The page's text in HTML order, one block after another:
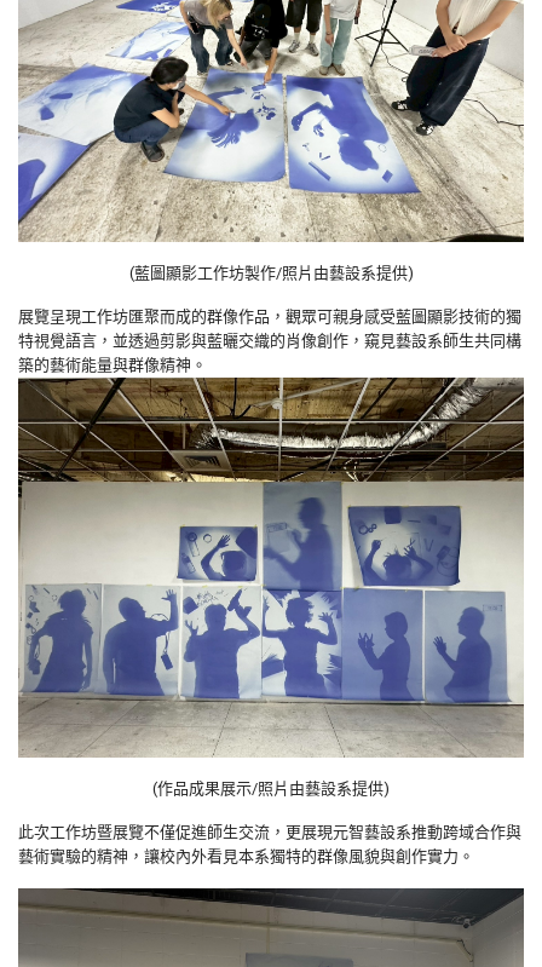
(藍圖顯影工作坊製作/照片由藝設系提供)
展覽呈現工作坊匯聚而成的群像作品，觀眾可親身感受藍圖顯影技術的獨
特視覺語言，並透過剪影與藍曬交織的肖像創作，窺見藝設系師生共同構
築的藝術能量與群像精神。
(作品成果展示/照片由藝設系提供)
此次工作坊暨展覽不僅促進師生交流，更展現元智藝設系推動跨域合作與
藝術實驗的精神，讓校內外看見本系獨特的群像風貌與創作實力。